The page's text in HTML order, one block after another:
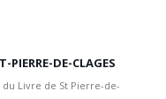
PIERRE-DE-CLAGES
du Livre de St Pierre-de-